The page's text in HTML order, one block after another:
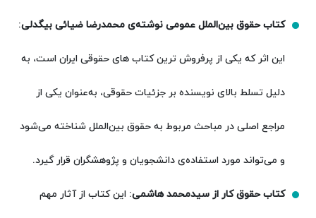
کتاب حقوق بین‌الملل عمومی نوشته‌ی محمدرضا ضیائی بیگدلی:
این اثر که یکی از پرفروش ترین کتاب های حقوقی ایران است، به
دلیل تسلط بالای نویسنده بر جزئیات حقوقی، به‌عنوان یکی از
مراجع اصلی در مباحث مربوط به حقوق بین‌الملل شناخته می‌شود
و می‌تواند مورد استفاده‌ی دانشجویان و پژوهشگران قرار گیرد.
کتاب حقوق کار از سیدمحمد هاشمی: این کتاب از آثار مهم